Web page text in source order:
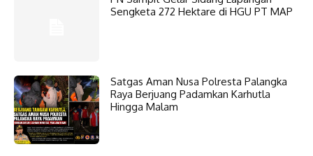
Sengketa 272 Hektare di HGU PT MAP
Satgas Aman Nusa Polresta Palangka
Raya Berjuang Padamkan Karhutla
Hingga Malam